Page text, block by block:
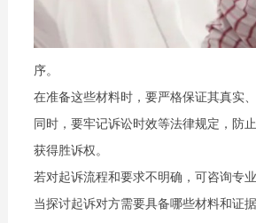
序。
在准备这些材料时，要严格保证其真实、
同时，要牢记诉讼时效等法律规定，防
获得胜诉权。
若对起诉流程和要求不明确，可咨询专
当探讨起诉对方需要具备哪些材料和证